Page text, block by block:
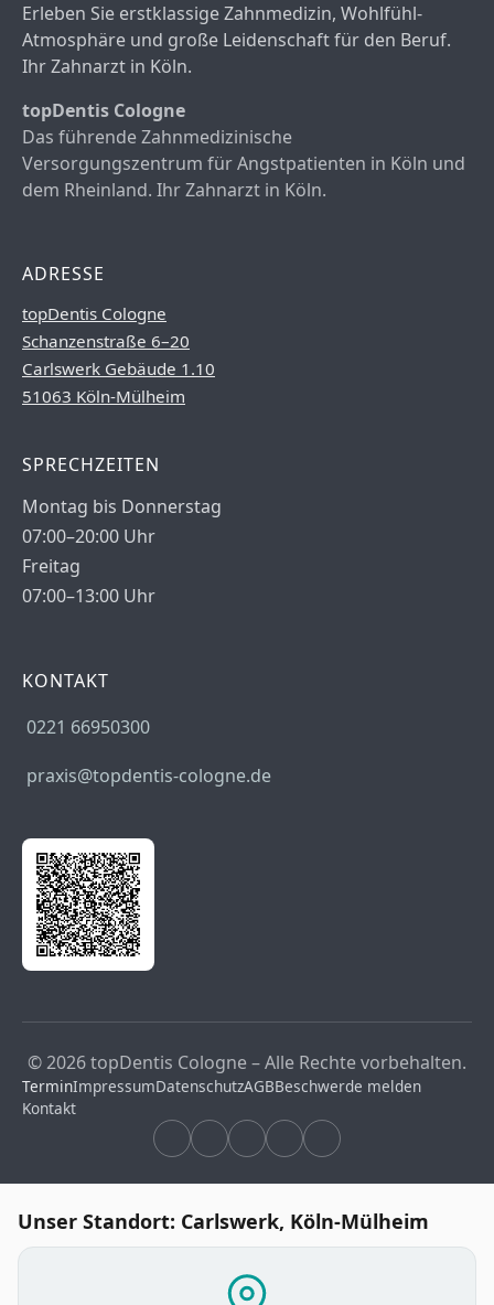
Erleben Sie erstklassige Zahnmedizin, Wohlfühl-
Atmosphäre und große Leidenschaft für den Beruf.
Ihr Zahnarzt in Köln.
topDentis Cologne
Das führende Zahnmedizinische
Versorgungszentrum für Angstpatienten in Köln und
dem Rheinland. Ihr Zahnarzt in Köln.
ADRESSE
topDentis Cologne
Schanzenstraße 6–20
Carlswerk Gebäude 1.10
51063 Köln-Mülheim
SPRECHZEITEN
Montag bis Donnerstag
07:00–20:00 Uhr
Freitag
07:00–13:00 Uhr
KONTAKT
0221 66950300
praxis@topdentis-cologne.de
© 2026 topDentis Cologne – Alle Rechte vorbehalten.
TerminImpressumDatenschutzAGBBeschwerde melden
Kontakt
Unser Standort: Carlswerk, Köln-Mülheim